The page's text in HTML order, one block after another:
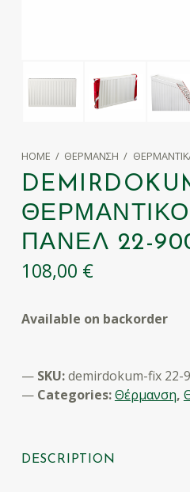
HOME / ΘΈΡΜΑΝΣΗ /
ΠΆΝΕΛ 22-
108,00 €
Available on backorder
SKU:demirdokum-fix 22-
Categories:Θέρμανση,
DESCRIPTION